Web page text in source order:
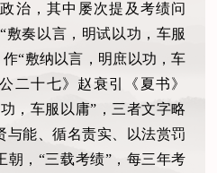
治，其中屡次提及考绩问
敷奏以言，明试以功，车服
作“敷纳以言，明庶以功，车
二十七》赵衰引《夏书》
，车服以庸”，三者文字略
与能、循名责实、以法赏罚
朝，“三载考绩”，每三年考